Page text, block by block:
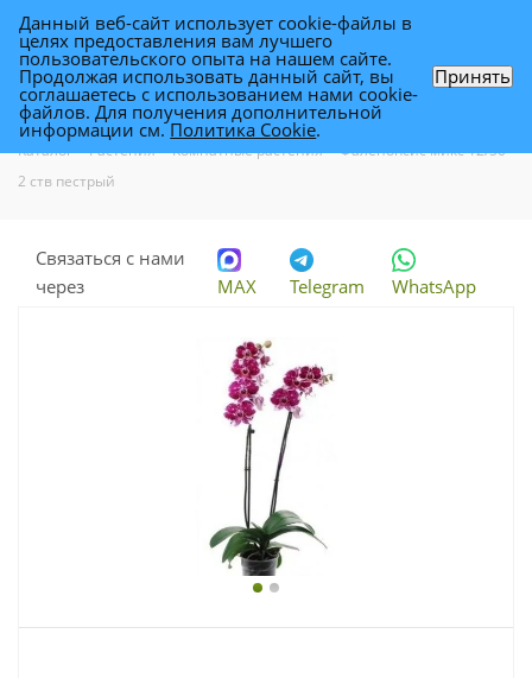
Фаленопсис микс 12/50 2 ств пестрый
Каталог - Растения - Комнатные растения - Фаленопсис микс 12/50
2 ств пестрый
Связаться с нами
через
MAX Telegram WhatsApp
Данный веб-сайт использует cookie-файлы в
целях предоставления вам лучшего
пользовательского опыта на нашем сайте.
Продолжая использовать данный сайт, вы
соглашаетесь с использованием нами cookie-
файлов. Для получения дополнительной
информации см.Политика Cookie.
Принять